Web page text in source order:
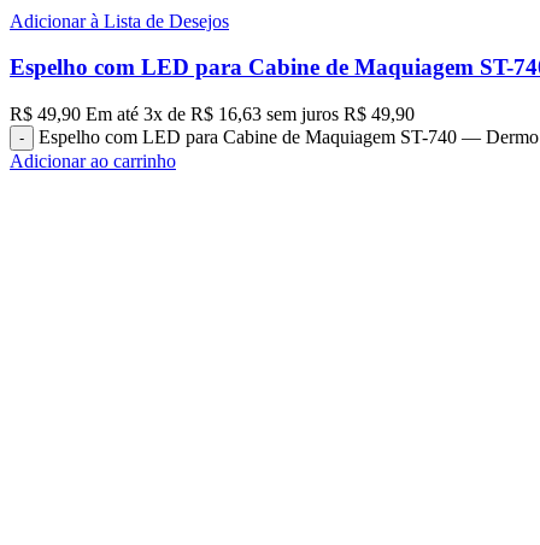
Adicionar à Lista de Desejos
Espelho com LED para Cabine de Maquiagem ST-
R$ 49,90 Em até 3x de R$ 16,63 sem juros R$ 49,90
Espelho com LED para Cabine de Maquiagem ST-740 —
Adicionar ao carrinho